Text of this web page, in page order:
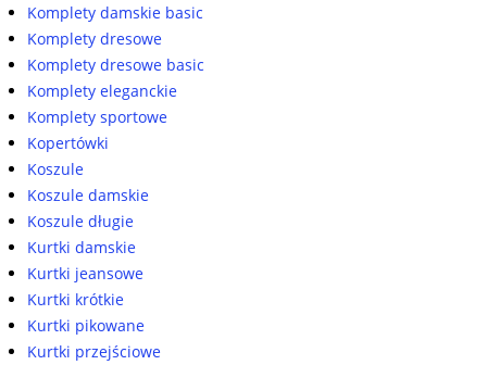
Komplety damskie basic
Komplety dresowe
Komplety dresowe basic
Komplety eleganckie
Komplety sportowe
Kopertówki
Koszule
Koszule damskie
Koszule długie
Kurtki damskie
Kurtki jeansowe
Kurtki krótkie
Kurtki pikowane
Kurtki przejściowe